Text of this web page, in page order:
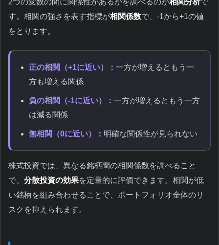
2つの変数の間に関係性があるかを調べるのが相関分析で
す。相関の強さを表す指標が相関係数で、-1から+1の値
をとります。
正の相関（+1に近い）： 一方が増えるともう一
方も増える関係
負の相関（-1に近い）： 一方が増えるともう一方
は減る関係
無相関（0に近い）： 明確な関係性が見られない
株式投資では、異なる銘柄間の相関係数を調べること
で、 分散投資の効果を定量的に評価できます。相関が低
い銘柄を組み合わせることで、ポートフォリオ全体のリ
スクを抑えられます。